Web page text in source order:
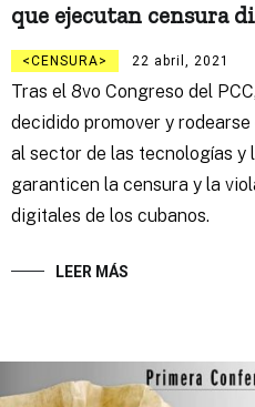
que ejecutan censura
CENSURA 22 abril, 2021
Tras el 8vo Congreso del
decidido promover y
al sector de las tecnologías y
garanticen la censura y la
digitales de los cubanos.
LEER MÁS